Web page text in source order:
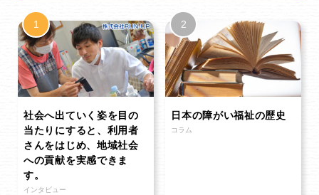
社会へ出ていく姿を目の
当たりにすると、利用者
さんをはじめ、地域社会
への貢献を実感できま
す。
インタビュー
日本の障がい福祉の歴史
コラム